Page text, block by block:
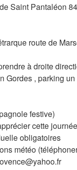
Saint Pantaléon 84
route de
à droite
Gordes , parking
festive)
cette journée
obligatoires
météo